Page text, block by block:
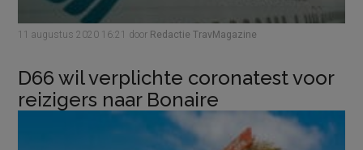
11 augustus 2020 16:21 door Redactie TravMagazine
D66 wil verplichte coronatest voor
reizigers naar Bonaire